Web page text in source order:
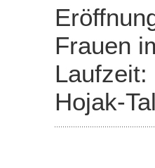
Frauen
Hojak-